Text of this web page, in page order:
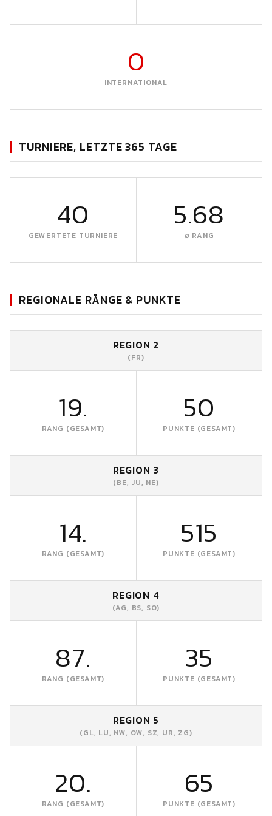
0
INTERNATIONAL
TURNIERE, LETZTE 365 TAGE
40
GEWERTETE TURNIERE
5.68
∅ RANG
REGIONALE RÄNGE & PUNKTE
REGION 2
(FR)
19.
RANG (GESAMT)
50
PUNKTE (GESAMT)
REGION 3
(BE, JU, NE)
14.
RANG (GESAMT)
515
PUNKTE (GESAMT)
REGION 4
(AG, BS, SO)
87.
RANG (GESAMT)
35
PUNKTE (GESAMT)
REGION 5
(GL, LU, NW, OW, SZ, UR, ZG)
20.
RANG (GESAMT)
65
PUNKTE (GESAMT)